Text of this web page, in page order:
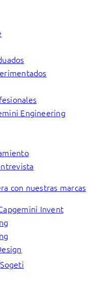
Engineering
con nuestras marcas